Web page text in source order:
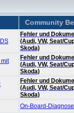
Community
Fehler und
(Audi, VW, Seat/
Skoda)
Fehler und
(Audi, VW, Seat/
Skoda)
Fehler und
(Audi, VW, Seat/
Skoda)
On-Board-